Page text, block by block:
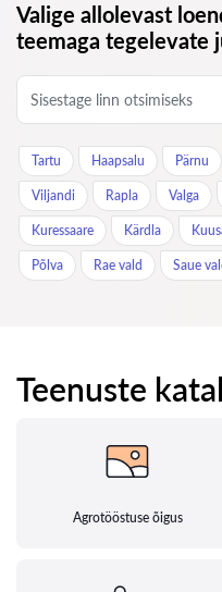
Valige allolevast
teemaga tegelevate
Tartu Haapsalu Pärnu
Viljandi Rapla Valga
Kuressaare Kärdla
Põlva Rae vald Saue
Teenuste
Agrotööstuse õigus